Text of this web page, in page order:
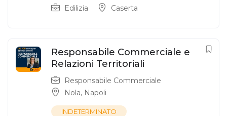
Edilizia Caserta
Responsabile Commerciale e
Relazioni Territoriali
Responsabile Commerciale
Nola, Napoli
INDETERMINATO